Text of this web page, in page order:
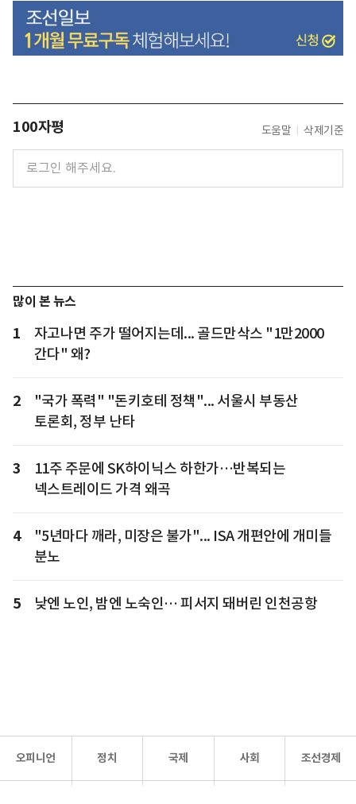
100자평 도움말 삭제기준
많이 본 뉴스
1
자고나면 주가 떨어지는데... 골드만삭스 "1만2000
간다" 왜?
2
"국가 폭력" "돈키호테 정책"... 서울시 부동산
토론회, 정부 난타
3
11주 주문에 SK하이닉스 하한가…반복되는
넥스트레이드 가격 왜곡
4
"5년마다 깨라, 미장은 불가"... ISA 개편안에 개미들
분노
5 낮엔 노인, 밤엔 노숙인… 피서지 돼버린 인천공항
오피니언 정치 국제 사회 조선경제